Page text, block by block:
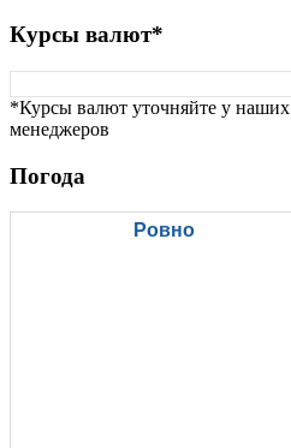
Курсы валют*
*Курсы валют уточняйте у наших
менеджеров
Погода
Ровно